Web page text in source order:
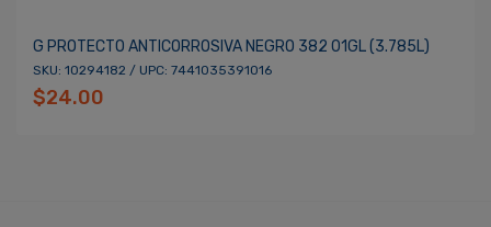
G PROTECTO ANTICORROSIVA NEGRO 382 01GL (3.785L)
SKU: 10294182 / UPC: 7441035391016
$24.00